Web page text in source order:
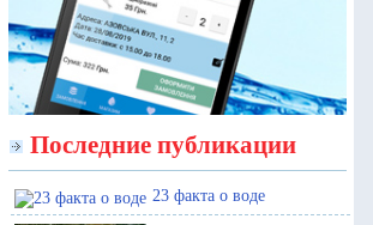
Последние публикации
23 факта о воде